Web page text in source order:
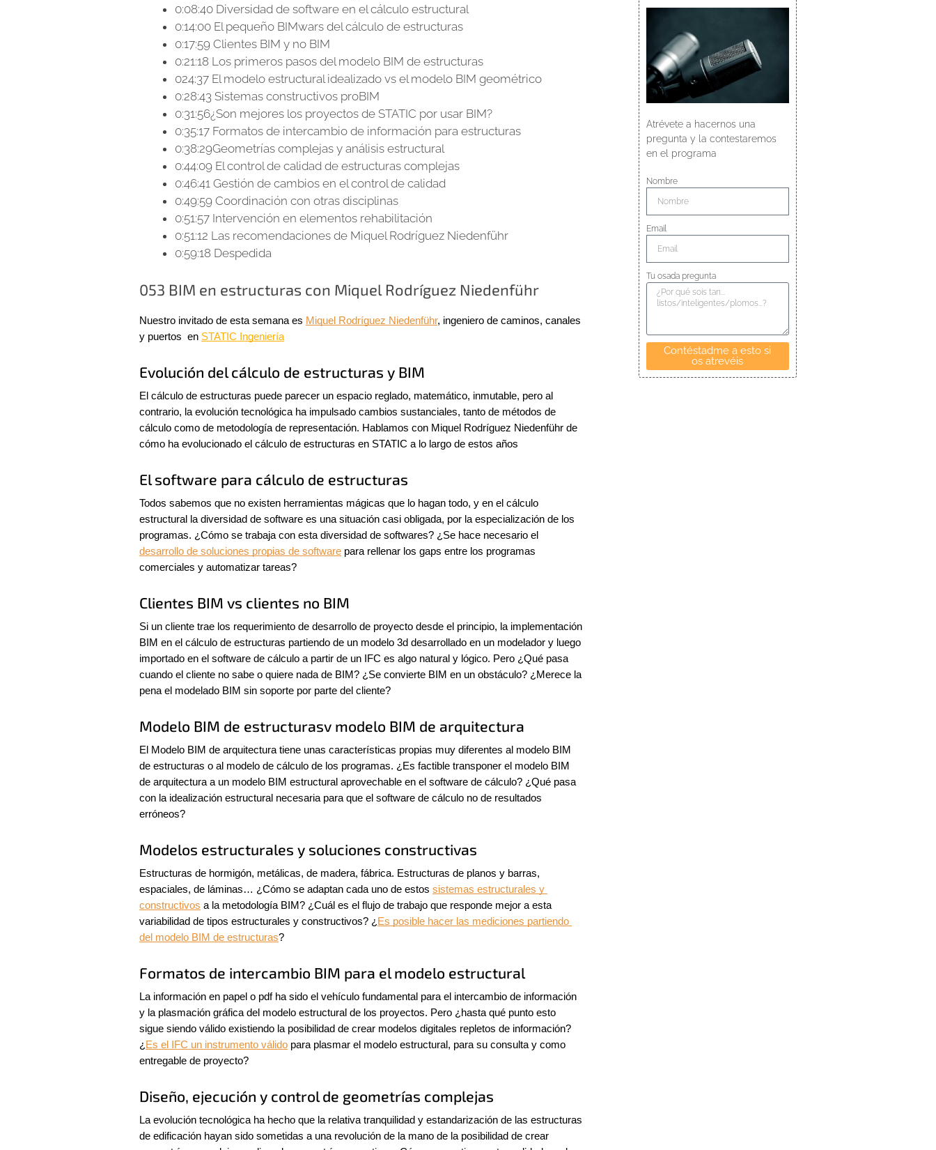
0:08:40 Diversidad de software en el cálculo estructural
0:14:00 El pequeño BIMwars del cálculo de estructuras
0:17:59 Clientes BIM y no BIM
0:21:18 Los primeros pasos del modelo BIM de estructuras
024:37 El modelo estructural idealizado vs el modelo BIM geométrico
0:28:43 Sistemas constructivos proBIM
0:31:56¿Son mejores los proyectos de STATIC por usar BIM?
0:35:17 Formatos de intercambio de información para estructuras
0:38:29Geometrías complejas y análisis estructural
0:44:09 El control de calidad de estructuras complejas
0:46:41 Gestión de cambios en el control de calidad
0:49:59 Coordinación con otras disciplinas
0:51:57 Intervención en elementos rehabilitación
0:51:12 Las recomendaciones de Miquel Rodríguez Niedenführ
0:59:18 Despedida
053 BIM en estructuras con Miquel Rodríguez Niedenführ
Nuestro invitado de esta semana es Miquel Rodríguez Niedenführ, ingeniero de caminos, canales
y puertos  en STATIC Ingeniería
Evolución del cálculo de estructuras y BIM
El cálculo de estructuras puede parecer un espacio reglado, matemático, inmutable, pero al
contrario, la evolución tecnológica ha impulsado cambios sustanciales, tanto de métodos de
cálculo como de metodología de representación. Hablamos con Miquel Rodríguez Niedenführ de
cómo ha evolucionado el cálculo de estructuras en STATIC a lo largo de estos años
El software para cálculo de estructuras
Todos sabemos que no existen herramientas mágicas que lo hagan todo, y en el cálculo
estructural la diversidad de software es una situación casi obligada, por la especialización de los
desarrollo de soluciones propias de software para rellenar los gaps entre los programas
comerciales y automatizar tareas?
Clientes BIM vs clientes no BIM
Si un cliente trae los requerimiento de desarrollo de proyecto desde el principio, la implementación
BIM en el cálculo de estructuras partiendo de un modelo 3d desarrollado en un modelador y luego
importado en el software de cálculo a partir de un IFC es algo natural y lógico. Pero ¿Qué pasa
cuando el cliente no sabe o quiere nada de BIM? ¿Se convierte BIM en un obstáculo? ¿Merece la
pena el modelado BIM sin soporte por parte del cliente?
Modelo BIM de estructurasv modelo BIM de arquitectura
El Modelo BIM de arquitectura tiene unas características propias muy diferentes al modelo BIM
de estructuras o al modelo de cálculo de los programas. ¿Es factible transponer el modelo BIM
de arquitectura a un modelo BIM estructural aprovechable en el software de cálculo? ¿Qué pasa
con la idealización estructural necesaria para que el software de cálculo no de resultados
erróneos?
Modelos estructurales y soluciones constructivas
Estructuras de hormigón, metálicas, de madera, fábrica. Estructuras de planos y barras,
espaciales, de láminas… ¿Cómo se adaptan cada uno de estos sistemas estructurales y
constructivos a la metodología BIM? ¿Cuál es el flujo de trabajo que responde mejor a esta
variabilidad de tipos estructurales y constructivos? ¿ Es posible hacer las mediciones partiendo
del modelo BIM de estructuras?
Formatos de intercambio BIM para el modelo estructural
La información en papel o pdf ha sido el vehículo fundamental para el intercambio de información
y la plasmación gráfica del modelo estructural de los proyectos. Pero ¿hasta qué punto esto
sigue siendo válido existiendo la posibilidad de crear modelos digitales repletos de información?
¿ Es el IFC un instrumento válido para plasmar el modelo estructural, para su consulta y como
entregable de proyecto?
Diseño, ejecución y control de geometrías complejas
La evolución tecnológica ha hecho que la relativa tranquilidad y estandarización de las estructuras
de edificación hayan sido sometidas a una revolución de la mano de la posibilidad de crear
Atrévete a hacernos una
pregunta y la contestaremos
en el programa
Nombre
Email
Tu osada pregunta
Contéstadme a esto si
os atrevéis